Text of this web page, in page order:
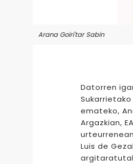
Arana Goiri'tar Sabin
Datorren
emateko,
Argazkian,
Luis de